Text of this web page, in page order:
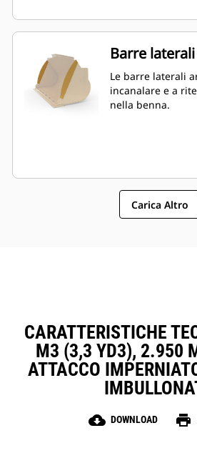
Barre
Le barre laterali
incanalare e a
nella benna.
Carica Altro
CARATTERISTICHE
M3 (3,3 YD3), 2.950
ATTACCO
cloud_download DOWNLOAD print